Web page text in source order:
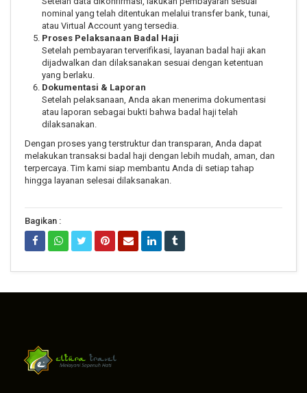
nominal yang telah ditentukan melalui transfer bank, tunai,
atau Virtual Account yang tersedia.
Proses Pelaksanaan Badal Haji
Setelah pembayaran terverifikasi, layanan badal haji akan
dijadwalkan dan dilaksanakan sesuai dengan ketentuan
yang berlaku.
Dokumentasi & Laporan
Setelah pelaksanaan, Anda akan menerima dokumentasi
atau laporan sebagai bukti bahwa badal haji telah
dilaksanakan.
Dengan proses yang terstruktur dan transparan, Anda dapat
melakukan transaksi badal haji dengan lebih mudah, aman, dan
terpercaya. Tim kami siap membantu Anda di setiap tahap
hingga layanan selesai dilaksanakan.
Bagikan :